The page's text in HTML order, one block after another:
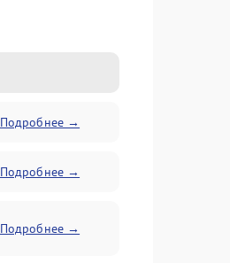
Подробнее →
Подробнее →
Подробнее →